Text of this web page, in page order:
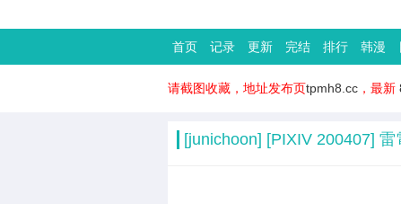
首页 记录 更新 完结 排行 韩漫
请截图收藏，地址发布页tpmh8.cc ，最新
[junichoon] [PIXIV 200407]